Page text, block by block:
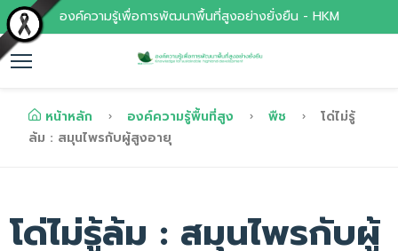
องค์ความรู้เพื่อการพัฒนาพื้นที่สูงอย่างยั่งยืน - HKM
หน้าหลัก องค์ความรู้พื้นที่สูง พืช
โด่ไม่รู้
ล้ม : สมุนไพรกับผู้สูงอายุ
โด่ไม่รู้ล้ม : สมุนไพรกับผู้